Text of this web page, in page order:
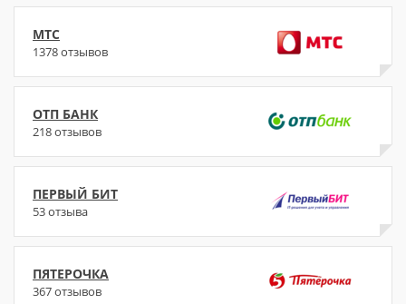
МТС
1378 отзывов
ОТП БАНК
218 отзывов
ПЕРВЫЙ БИТ
53 отзыва
ПЯТЕРОЧКА
367 отзывов